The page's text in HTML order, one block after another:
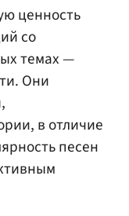
ценность
со
темах —
Они
в отличие
песен